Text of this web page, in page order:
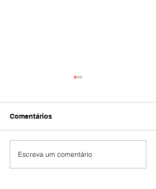
IA
Comentários
Escreva um comentário